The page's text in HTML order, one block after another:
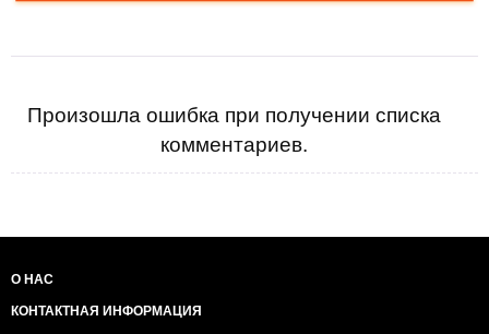
Произошла ошибка при получении списка
комментариев.
О НАС
КОНТАКТНАЯ ИНФОРМАЦИЯ